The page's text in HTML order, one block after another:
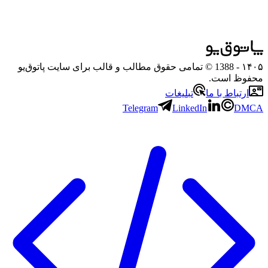
۱۴۰۵
- 1388 © تمامی حقوق مطالب و قالب برای سایت پاتوق‌یو
محفوظ است.
ارتباط با ما
تبلیغات
Telegram
LinkedIn DMCA